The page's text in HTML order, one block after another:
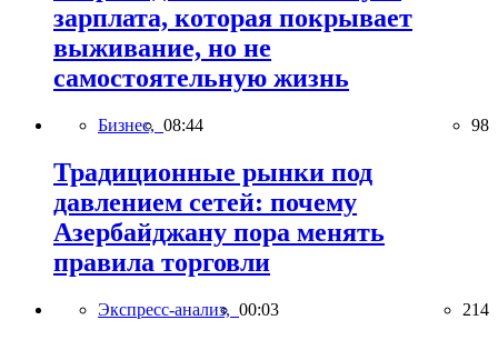
зарплата, которая покрывает
выживание, но не
самостоятельную жизнь
Бизнес, 08:44 98
Традиционные рынки под
давлением сетей: почему
Азербайджану пора менять
правила торговли
Экспресс-анализ, 00:03 214